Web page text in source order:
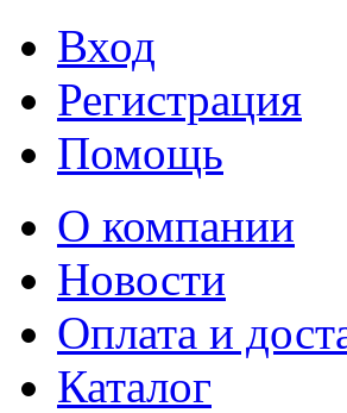
Вход
Регистрация
Помощь
О компании
Новости
Оплата и
Каталог